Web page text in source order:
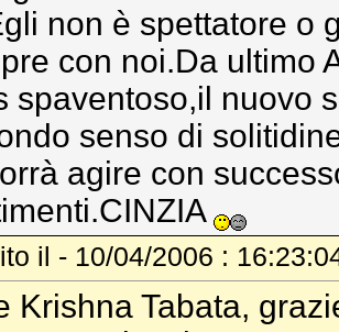
non è spettatore o
con noi.Da ultimo
spaventoso,il nuovo
senso di
agire con
il - 10/04/2006 :
Krishna Tabata,